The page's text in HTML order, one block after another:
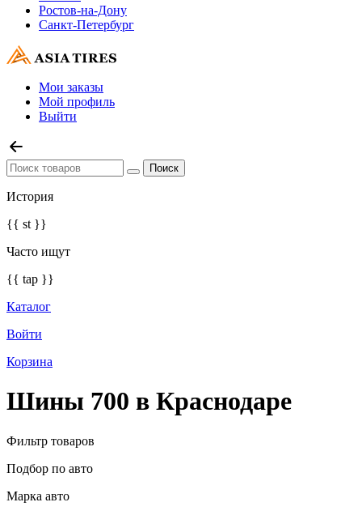
Ростов-на-Дону
Санкт-Петербург
Мои заказы
Мой профиль
Выйти
История
{{ st }}
Часто ищут
{{ tap }}
Каталог
Войти
Корзина
Шины 700 в Краснодаре
Фильтр товаров
Подбор по авто
Марка авто